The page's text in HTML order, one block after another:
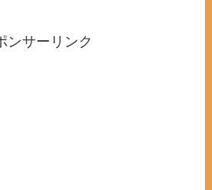
ンサーリンク